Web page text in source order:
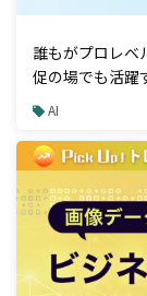
誰もがプロレベ
促の場でも活躍
AI